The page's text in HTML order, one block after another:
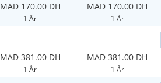
MAD 170.00 DH
1 År
MAD 170.00 DH
1 År
MAD 381.00 DH
1 År
MAD 381.00 DH
1 År